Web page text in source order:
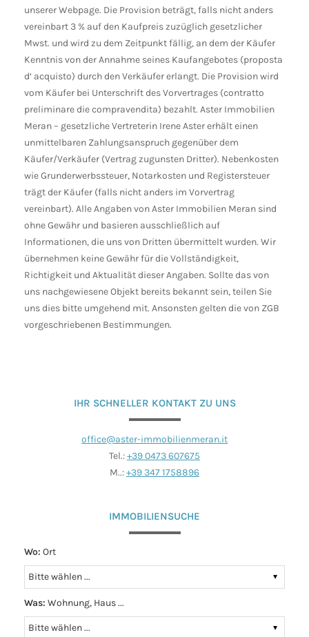
unserer Webpage. Die Provision beträgt, falls nicht anders
vereinbart 3 % auf den Kaufpreis zuzüglich gesetzlicher
Mwst. und wird zu dem Zeitpunkt fällig, an dem der Käufer
Kenntnis von der Annahme seines Kaufangebotes (proposta
d‘ acquisto) durch den Verkäufer erlangt. Die Provision wird
vom Käufer bei Unterschrift des Vorvertrages (contratto
preliminare die compravendita) bezahlt. Aster Immobilien
Meran – gesetzliche Vertreterin Irene Aster erhält einen
unmittelbaren Zahlungsanspruch gegenüber dem
Käufer/Verkäufer (Vertrag zugunsten Dritter). Nebenkosten
wie Grunderwerbssteuer, Notarkosten und Registersteuer
trägt der Käufer (falls nicht anders im Vorvertrag
vereinbart). Alle Angaben von Aster Immobilien Meran sind
ohne Gewähr und basieren ausschließlich auf
Informationen, die uns von Dritten übermittelt wurden. Wir
übernehmen keine Gewähr für die Vollständigkeit,
Richtigkeit und Aktualität dieser Angaben. Sollte das von
uns nachgewiesene Objekt bereits bekannt sein, teilen Sie
uns dies bitte umgehend mit. Ansonsten gelten die von ZGB
vorgeschriebenen Bestimmungen.
IHR SCHNELLER KONTAKT ZU UNS
office@aster-immobilienmeran.it
Tel.:+39 0473 607675
M..:+39 347 1758896
IMMOBILIENSUCHE
Wo: Ort
Was: Wohnung, Haus ...